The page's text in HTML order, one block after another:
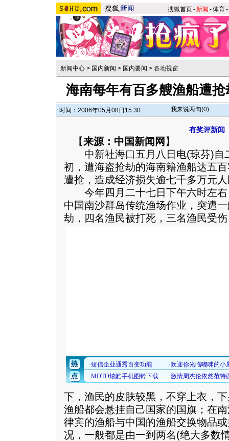
搜狐首页-新闻 -体育-
新闻中心 > 国内新闻 > 国内要闻 > 各地视窗
海南每年有百多艘渔船遭
时间：2006年05月08日15:30 我来说两句(0)
有奖评新闻
【来源：中国新闻网 】
中新社海口五月八日电(琼芬)自
初，遭海盗抢劫的海南籍渔船达五
遭抢，造成经济损失逾七千多万元
今年四月二十七日下午六时左右
中国南沙群岛传统渔场作业，突遭
劫，四名渔民被打死，三名渔民受
下，渔民的皮肤较黑，不穿上衣，
渔船都会悬挂自己国家的国旗；在
律宾的渔船与中国的渔船交换物品
况，一般都是由一到两名(绝大多数